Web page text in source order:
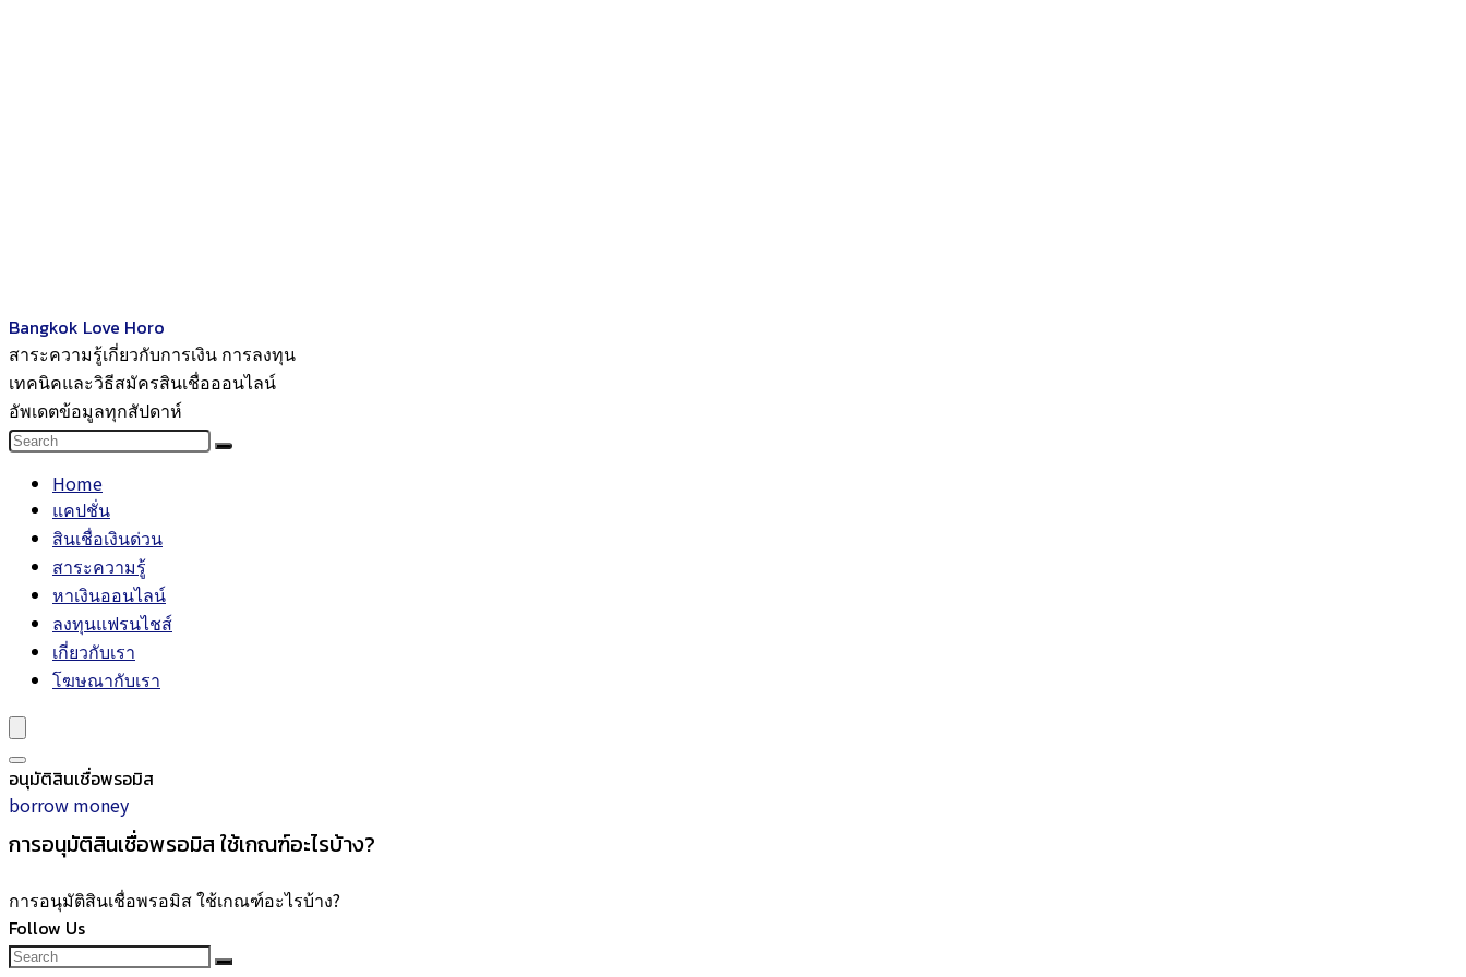
Bangkok Love Horo
สาระความรู้เกี่ยวกับการเงิน การลงทุน
เทคนิคและวิธีสมัครสินเชื่อออนไลน์
อัพเดตข้อมูลทุกสัปดาห์
Home
แคปชั่น
สินเชื่อเงินด่วน
สาระความรู้
หาเงินออนไลน์
ลงทุนแฟรนไชส์
เกี่ยวกับเรา
โฆษณากับเรา
อนุมัติสินเชื่อพรอมิส
borrow money
การอนุมัติสินเชื่อพรอมิส ใช้เกณฑ์อะไรบ้าง?
การอนุมัติสินเชื่อพรอมิส ใช้เกณฑ์อะไรบ้าง?
Follow Us